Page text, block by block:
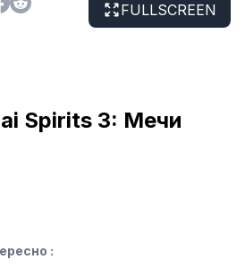
FULLSCREEN
Spirits 3: Мечи
: